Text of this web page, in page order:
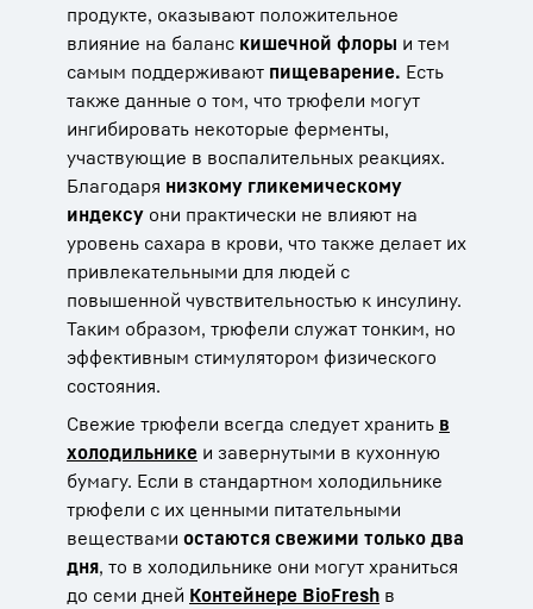
продукте, оказывают положительное
влияние на баланс кишечной флоры и тем
самым поддерживают пищеварение. Есть
также данные о том, что трюфели могут
ингибировать некоторые ферменты,
участвующие в воспалительных реакциях.
Благодаря низкому гликемическому
индексу они практически не влияют на
уровень сахара в крови, что также делает их
привлекательными для людей с
повышенной чувствительностью к инсулину.
Таким образом, трюфели служат тонким, но
эффективным стимулятором физического
состояния.
Свежие трюфели всегда следует хранить в
холодильнике и завернутыми в кухонную
бумагу. Если в стандартном холодильнике
трюфели с их ценными питательными
веществами остаются свежими только два
дня, то в холодильнике они могут храниться
до семи дней Контейнере BioFresh в